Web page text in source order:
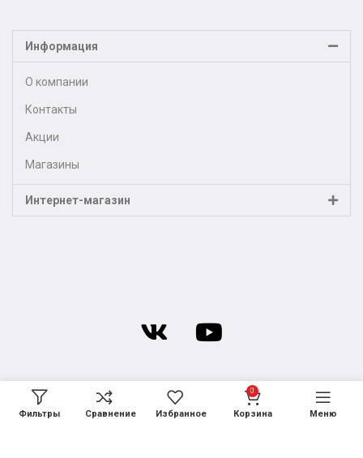
Информация
О компании
Контакты
Акции
Магазины
Интернет-магазин
Фильтры Сравнение Избранное
0
Корзина Меню